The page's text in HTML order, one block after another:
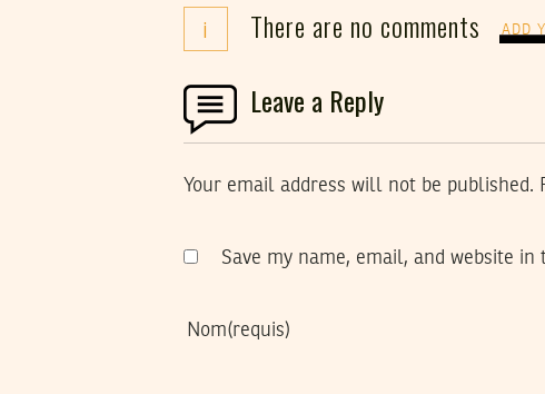
i There are no comments ADD
Leave a Reply
Your email address will not be published.
Save my name, email, and website
Nom(requis)